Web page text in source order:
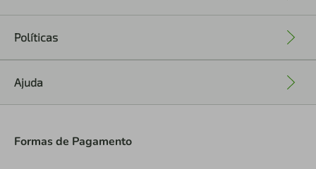
Políticas
Ajuda
Formas de Pagamento